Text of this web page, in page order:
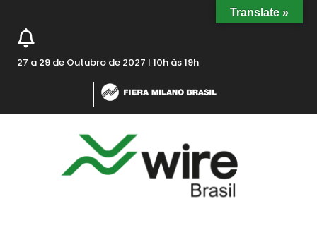
27 a 29 de Outubro de 2027 | 10h às 19h
Translate »